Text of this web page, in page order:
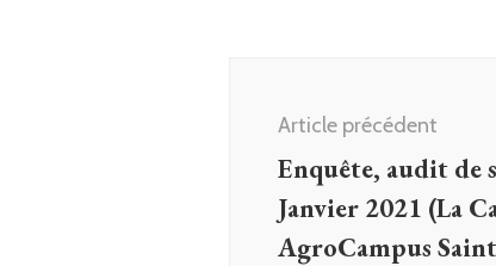
d'article
Article précédent
Enquête, audit de
Janvier 2021 (La
AgroCampus